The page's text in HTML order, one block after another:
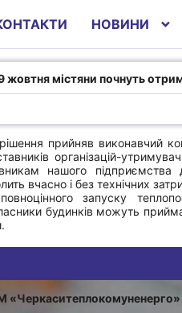
НОВИНИ
почнуть
жовтня містяни почнуть
прийняв виконавчий
організацій-
нашого
вчасно і без технічних
запуску
будинків можуть
«Черкаситеплокомуненерго»